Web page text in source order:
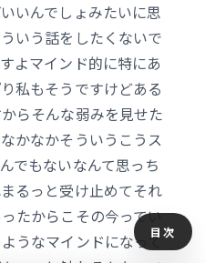
いんでしょみたいに思
いう話をしたくないで
よマインド的に特にあ
私もそうですけどある
らそんな弱みを見せた
かなかそういうこうス
でもないなんて思っち
るっと受け止めてそれ
たからこその今ってい
うなマインドになって目次